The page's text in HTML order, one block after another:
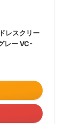
レスクリー
レー VC-